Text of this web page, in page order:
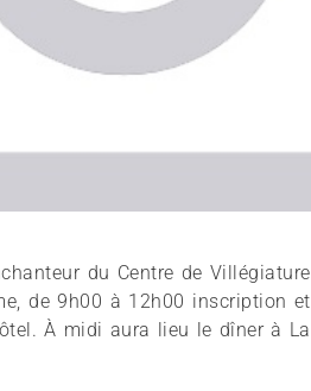
du Centre de Villégiature
de 9h00 à 12h00 inscription et
À midi aura lieu le dîner à La